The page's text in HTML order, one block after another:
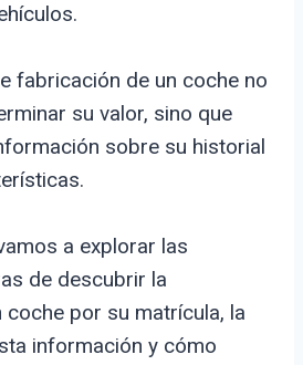
fabricación de un coche no
su valor, sino que
sobre su historial
a explorar las
de descubrir la
coche por su matrícula, la
información y cómo